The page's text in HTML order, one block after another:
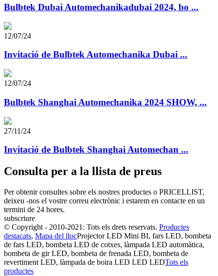
Bulbtek Dubai Automechanikadubai 2024, bo ...
12/07/24
Invitació de Bulbtek Automechanika Dubai ...
12/07/24
Bulbtek Shanghai Automechanika 2024 SHOW, ...
27/11/24
Invitació de Bulbtek Shanghai Automechan ...
Consulta per a la llista de preus
Per obtenir consultes sobre els nostres productes o PRICELLIST,
deixeu -nos el vostre correu electrònic i estarem en contacte en un
termini de 24 hores.
subscriure
© Copyright - 2010-2021: Tots els drets reservats. Productes
destacats, Mapa del llocProjector LED Mini BI, fars LED, bombeta
de fars LED, bombeta LED de cotxes, làmpada LED automàtica,
bombeta de gir LED, bombeta de frenada LED, bombeta de
revertiment LED, làmpada de boira LED LED LEDTots els
productes